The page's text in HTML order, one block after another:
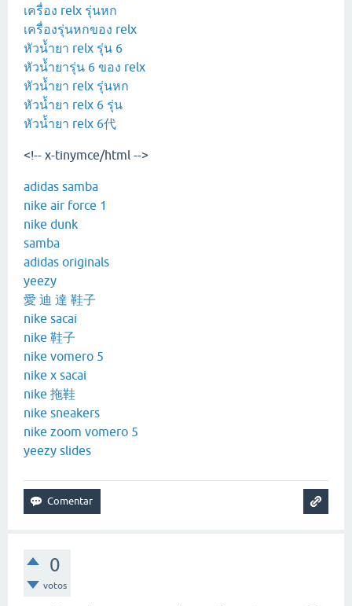
เครื่อง relx รุ่นหก
เครื่องรุ่นหกของ relx
หัวน้ำยา relx รุ่น 6
หัวน้ำยารุ่น 6 ของ relx
หัวน้ำยา relx รุ่นหก
หัวน้ำยา relx 6 รุ่น
หัวน้ำยา relx 6代
<!-- x-tinymce/html -->
adidas samba
nike air force 1
nike dunk
samba
adidas originals
yeezy
愛 迪 達 鞋子
nike sacai
nike 鞋子
nike vomero 5
nike x sacai
nike 拖鞋
nike sneakers
nike zoom vomero 5
yeezy slides
0
votos